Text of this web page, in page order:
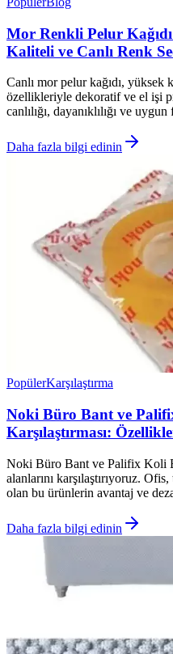
Mor Renkli Pelur
Kaliteli ve Canlı Renk
Canlı mor pelur kağıdı, yüksek
özellikleriyle dekoratif ve el işi
canlılığı, dayanıklılığı ve
Daha fazla bilgi edinin
PopülerKarşılaştırma
Noki Büro Bant ve
Karşılaştırması:
Noki Büro Bant ve Palifix Koli
alanlarını karşılaştırıyoruz.
olan bu ürünlerin avantaj ve
Daha fazla bilgi edinin